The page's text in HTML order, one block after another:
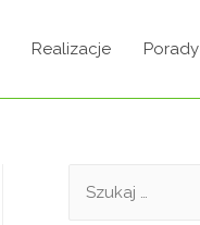
Realizacje Porady